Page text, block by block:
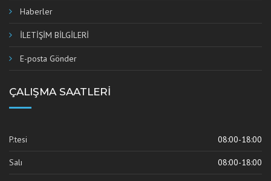
Haberler
İLETİŞİM BİLGİLERİ
E-posta Gönder
ÇALIŞMA SAATLERI
P.tesi 08:00-18:00
Salı 08:00-18:00